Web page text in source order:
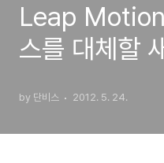
Leap
스를 대체할
by 단비스 2012. 5. 24.